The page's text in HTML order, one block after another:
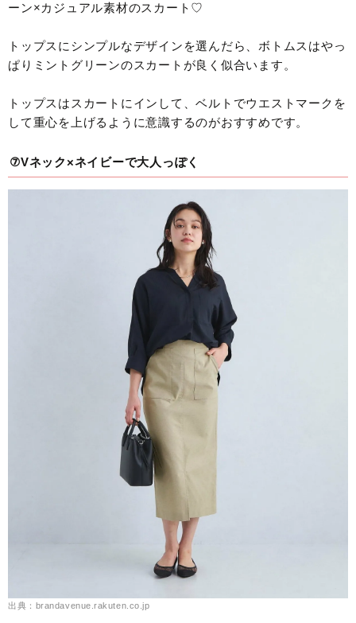
ーン×カジュアル素材のスカート♡
トップスにシンプルなデザインを選んだら、ボトムスはやっ
ぱりミントグリーンのスカートが良く似合います。
トップスはスカートにインして、ベルトでウエストマークを
して重心を上げるように意識するのがおすすめです。
⑦Vネック×ネイビーで大人っぽく
出典：brandavenue.rakuten.co.jp